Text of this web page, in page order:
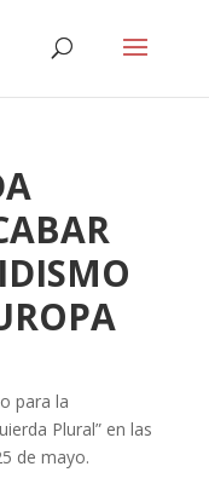
para la
Plural” en las
de mayo.